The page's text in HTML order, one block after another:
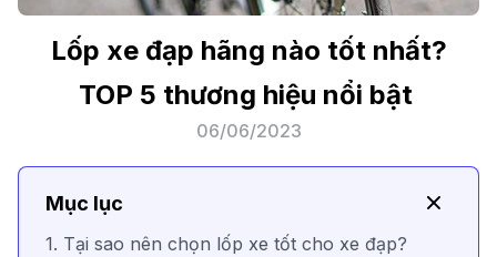
Lốp xe đạp hãng nào tốt nhất?
TOP 5 thương hiệu nổi bật
06/06/2023
Mục lục
1. Tại sao nên chọn lốp xe tốt cho xe đạp?